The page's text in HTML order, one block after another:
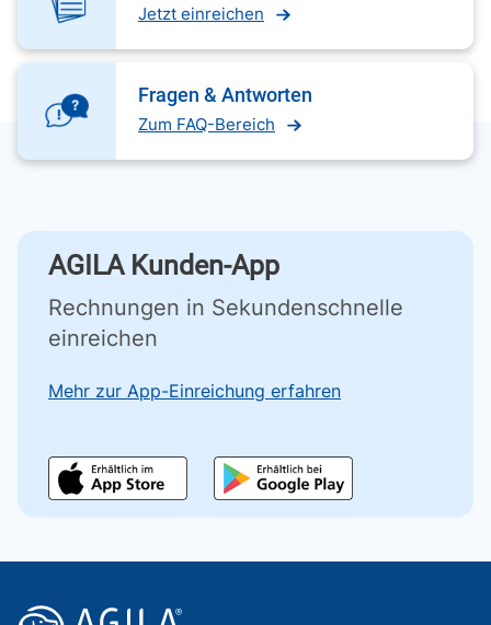
Jetzt einreichen
Fragen & Antworten
Zum FAQ-Bereich
AGILA Kunden-App
Rechnungen in Sekundenschnelle
einreichen
Mehr zur App-Einreichung erfahren